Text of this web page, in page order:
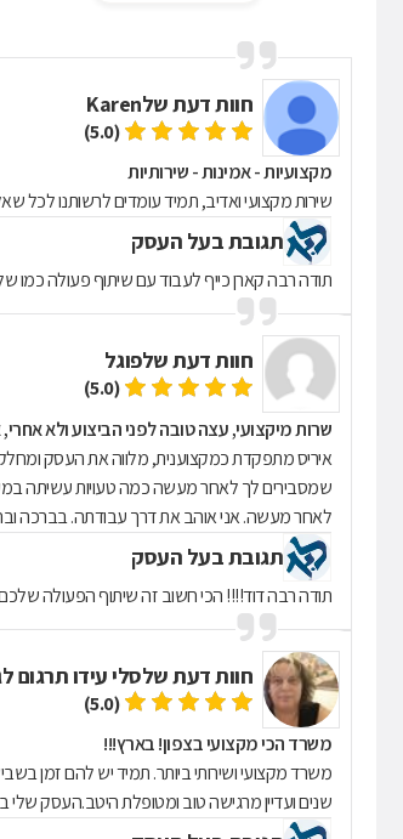
חוות דעת שלKaren
(5.0)
מקצועיות - אמינות - שירותיות
שירות מקצועי ואדיב, תמיד עומדים לרשותנו
תגובת בעל העסק
תודה רבה קארן כייף לעבוד עם שיתוף פעולה כמו
חוות דעת שלפוגל
(5.0)
שרות מיקצועי, עצה טובה לפני הביצוע ולא אחרי,
איריס מתפקדת כמקצוענית, מלווה את העסק ומחלקת
שמסבירים לך לאחר מעשה כמה טעויות עשיתה
לאחר מעשה. אני אוהב את דרך עבודתה. בברכה
תגובת בעל העסק
תודה רבה דוד!!!! הכי חשוב זה שיתוף הפעולה
חוות דעת שלסלי עידו תרגום
(5.0)
משרד הכי מקצועי בצפון! בארץ!!!
שנים ועדיין מרגישה טוב ומטופלת היטב.העסק שלי